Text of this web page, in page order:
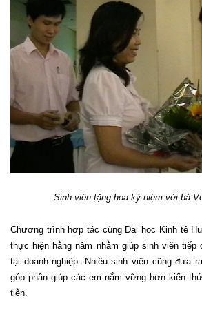
Sinh viên tặng hoa kỷ niệm với bà
Chương trình hợp tác cùng Đại học Kinh tê
thực hiện hằng năm nhằm giúp sinh viên tiếp
tại doanh nghiệp. Nhiều sinh viên cũng đưa
góp phần giúp các em nắm vững hơn kiến
tiễn.